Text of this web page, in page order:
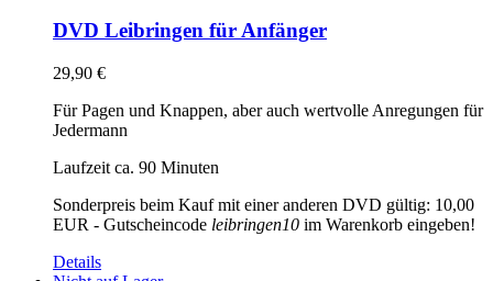
DVD Leibringen für Anfänger
29,90 €
Für Pagen und Knappen, aber auch wertvolle Anregungen für
Jedermann
Laufzeit ca. 90 Minuten
Sonderpreis beim Kauf mit einer anderen DVD gültig: 10,00
EUR - Gutscheincode leibringen10 im Warenkorb eingeben!
Details